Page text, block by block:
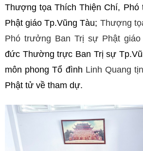
Thượng tọa Thích Thiện Chí,
Phật giáo Tp.Vũng Tàu; Thượng
Phó trưởng Ban Trị sự Phật
đức Thường trực Ban Trị sự
môn phong Tổ đình Linh Quang
Phật tử về tham dự.